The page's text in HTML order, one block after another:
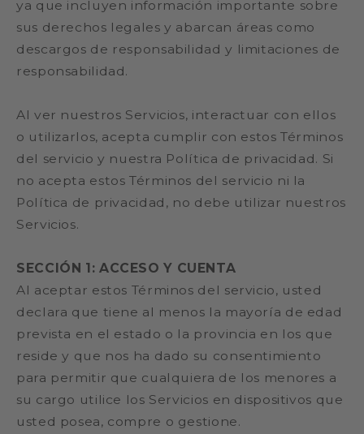
ya que incluyen información importante sobre
sus derechos legales y abarcan áreas como
descargos de responsabilidad y limitaciones de
responsabilidad.
Al ver nuestros Servicios, interactuar con ellos
o utilizarlos, acepta cumplir con estos Términos
del servicio y nuestra Política de privacidad. Si
no acepta estos Términos del servicio ni la
Política de privacidad, no debe utilizar nuestros
Servicios.
SECCIÓN 1: ACCESO Y CUENTA
Al aceptar estos Términos del servicio, usted
declara que tiene al menos la mayoría de edad
prevista en el estado o la provincia en los que
reside y que nos ha dado su consentimiento
para permitir que cualquiera de los menores a
su cargo utilice los Servicios en dispositivos que
usted posea, compre o gestione.